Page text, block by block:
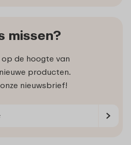
missen?
de hoogte van
producten.
nieuwsbrief!